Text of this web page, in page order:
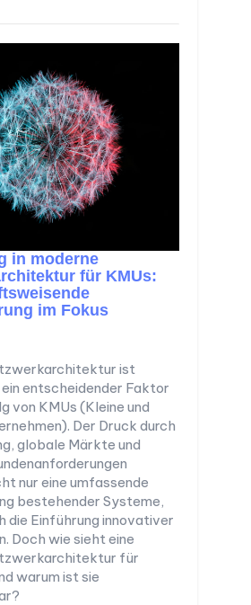
in moderne
für KMUs:
im Fokus
ist
entscheidender Faktor
von KMUs (Kleine und
Der Druck durch
globale Märkte und
nur eine umfassende
bestehender Systeme,
die Einführung innovativer
Doch wie sieht eine
für
warum ist sie